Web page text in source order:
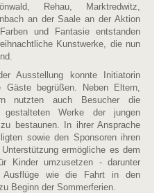
Rehau, Marktredwitz,
an der Saale an der Aktion
und Fantasie entstanden
Kunstwerke, die nun
Ausstellung konnte Initiatorin
Gäste begrüßen. Neben Eltern,
nutzten auch Besucher die
Werke der jungen
bestaunen. In ihrer Ansprache
sowie den Sponsoren ihren
ermögliche es dem
Kinder umzusetzen - darunter
Ausflüge wie die Fahrt in den
Beginn der Sommerferien.